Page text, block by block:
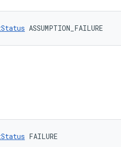
ASSUMPTION_FAILURE
FAILURE